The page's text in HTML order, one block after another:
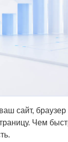
сайт,
Чем